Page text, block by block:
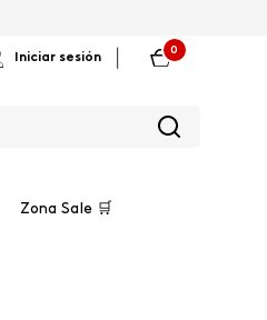
Iniciar sesión
0
Zona Sale 🛒